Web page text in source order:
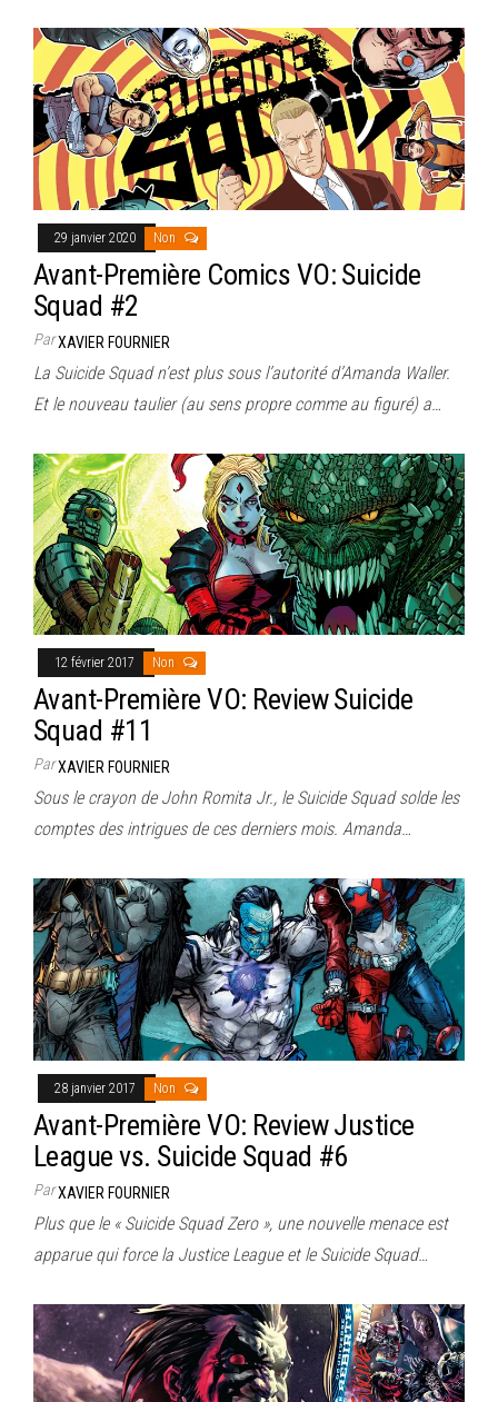
29 janvier 2020 Non
Avant-Première Comics VO: Suicide
Squad #2
ParXAVIER FOURNIER
La Suicide Squad n’est plus sous l’autorité d’Amanda Waller.
Et le nouveau taulier (au sens propre comme au figuré) a…
12 février 2017 Non
Avant-Première VO: Review Suicide
Squad #11
ParXAVIER FOURNIER
Sous le crayon de John Romita Jr., le Suicide Squad solde les
comptes des intrigues de ces derniers mois. Amanda…
28 janvier 2017 Non
Avant-Première VO: Review Justice
League vs. Suicide Squad #6
ParXAVIER FOURNIER
Plus que le « Suicide Squad Zero », une nouvelle menace est
apparue qui force la Justice League et le Suicide Squad…